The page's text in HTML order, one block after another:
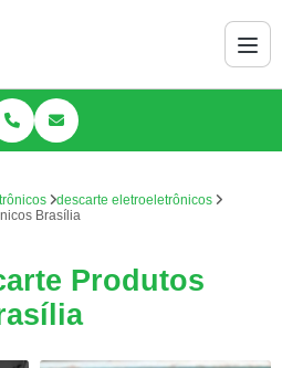
descarte eletroeletrônicos
Brasília
Produtos